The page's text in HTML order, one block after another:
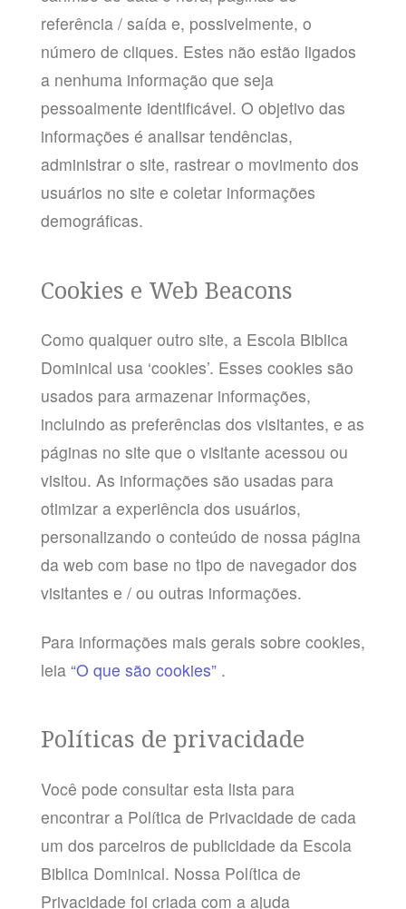
referência / saída e, possivelmente, o
número de cliques. Estes não estão ligados
a nenhuma informação que seja
pessoalmente identificável. O objetivo das
informações é analisar tendências,
administrar o site, rastrear o movimento dos
usuários no site e coletar informações
demográficas.
Cookies e Web Beacons
Como qualquer outro site, a Escola Biblica
Dominical usa ‘cookies’. Esses cookies são
usados ​​para armazenar informações,
incluindo as preferências dos visitantes, e as
páginas no site que o visitante acessou ou
visitou. As informações são usadas para
otimizar a experiência dos usuários,
personalizando o conteúdo de nossa página
da web com base no tipo de navegador dos
visitantes e / ou outras informações.
Para informações mais gerais sobre cookies,
leia “O que são cookies”.
Políticas de privacidade
Você pode consultar esta lista para
encontrar a Política de Privacidade de cada
um dos parceiros de publicidade da Escola
Biblica Dominical. Nossa Política de
Privacidade foi criada com a ajuda